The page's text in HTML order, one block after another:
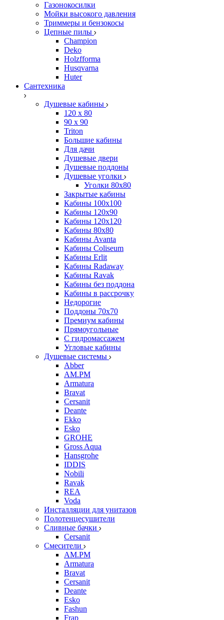
Газонокосилки
Мойки высокого давления
Триммеры и бензокосы
Цепные пилы
Champion
Deko
Holzfforma
Husqvarna
Huter
Сантехника
Душевые кабины
120 x 80
90 х 90
Triton
Большие кабины
Для дачи
Душевые двери
Душевые поддоны
Душевые уголки
Уголки 80х80
Закрытые кабины
Кабины 100x100
Кабины 120x90
Кабины 120х120
Кабины 80х80
Кабины Avanta
Кабины Coliseum
Кабины Erlit
Кабины Radaway
Кабины Ravak
Кабины без поддона
Кабины в рассрочку
Недорогие
Поддоны 70x70
Премиум кабины
Прямоугольные
С гидромассажем
Угловые кабины
Душевые системы
Abber
AM.PM
Armatura
Bravat
Cersanit
Deante
Ekko
Esko
GROHE
Gross Aqua
Hansgrohe
IDDIS
Nobili
Ravak
REA
Voda
Инсталляции для унитазов
Полотенцесушители
Сливные бачки
Cersanit
Смесители
AM.PM
Armatura
Bravat
Cersanit
Deante
Esko
Fashun
Frap